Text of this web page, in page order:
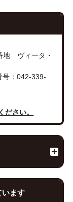
地 ヴィータ・
：042-339-
ださい。
います